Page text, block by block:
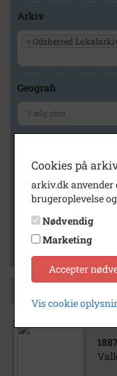
Arkiv
× Odsherred
Geografi
Vis kun med
Vis kun med
Vis kun med kilder
1887
Cookies på
arkiv.dk anvender
brugeroplevelse
Nødvendig
Marketing
Accepter
Vis cookie